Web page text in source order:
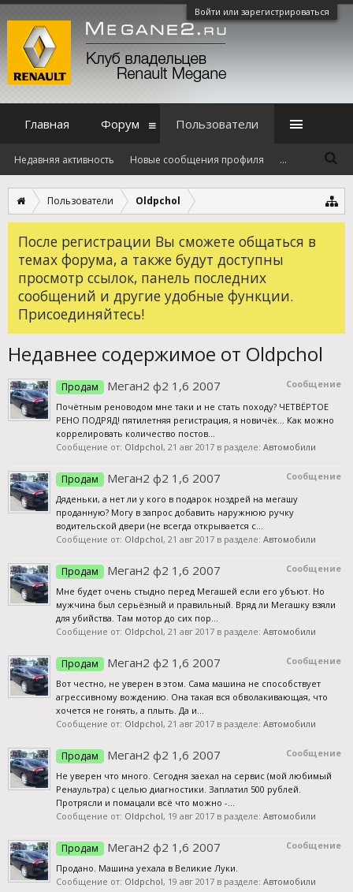
Войти или зарегистрироваться
Пользователи Oldpchol
После регистрации Вы сможете общаться в
темах форума, а также будут доступны
просмотр ссылок, панель последних
сообщений и другие удобные функции.
Присоединяйтесь!
Недавнее содержимое от Oldpchol
Сообщение
Продам Меган2 ф2 1,6 2007
Почётным реноводом мне таки и не стать походу? ЧЕТВЁРТОЕ
РЕНО ПОДРЯД! пятилетняя регистрация, я новичёк... Как можно
коррелировать количество постов...
Сообщение от: Oldpchol, 21 авг 2017 в разделе: Автомобили
Сообщение
Продам Меган2 ф2 1,6 2007
Дяденьки, а нет ли у кого в подарок ноздрей на мегашу
проданную? Могу в запрос добавить наружнюю ручку
водительской двери (не всегда открывается с...
Сообщение от: Oldpchol, 21 авг 2017 в разделе: Автомобили
Сообщение
Продам Меган2 ф2 1,6 2007
Мне будет очень стыдно перед Мегашей если его убъют. Но
мужчина был серьёзный и правильный. Вряд ли Мегашку взяли
для убийства. Там мотор до сих пор...
Сообщение от: Oldpchol, 21 авг 2017 в разделе: Автомобили
Сообщение
Продам Меган2 ф2 1,6 2007
Вот честно, не уверен в этом. Сама машина не способствует
агрессивному вождению. Она такая вся обволакивающая, что
хочется не гонять, а плыть. Да и...
Сообщение от: Oldpchol, 21 авг 2017 в разделе: Автомобили
Сообщение
Продам Меган2 ф2 1,6 2007
Не уверен что много. Сегодня заехал на сервис (мой любимый
Ренаультра) с целью диагностики. Заплатил 500 рублей.
Протрясли и помацали всё что можно -...
Сообщение от: Oldpchol, 19 авг 2017 в разделе: Автомобили
Сообщение
Продам Меган2 ф2 1,6 2007
Продано. Машина уехала в Великие Луки.
Сообщение от: Oldpchol, 19 авг 2017 в разделе: Автомобили
Главная Форум Пользователи
Недавняя активность Новые сообщения профиля ...